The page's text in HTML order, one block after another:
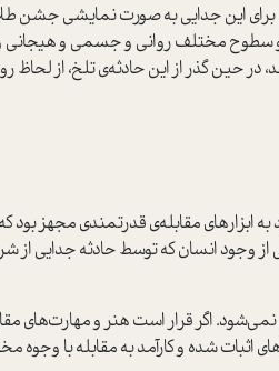
اين جدايي به صورت نمايشي جشن طلاق
و سطوح مختلف رواني و جسمي و هيجاني
در حين گذر از اين حادثه‌ي تلخ، از
مقابله‌ي قدرتمندي مجهز بود
از وجود انسان که توسط حادثه جدايي
اگر قرار است هنر و مهارت‌هاي
اثبات شده و کارآمد به مقابله با